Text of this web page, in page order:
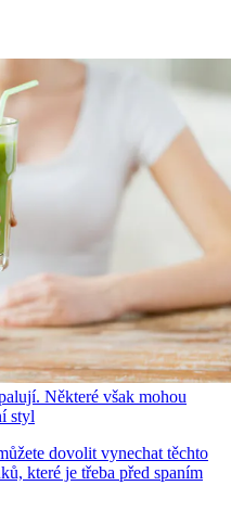
Některé však mohou
styl
dovolit vynechat těchto
které je třeba před spaním